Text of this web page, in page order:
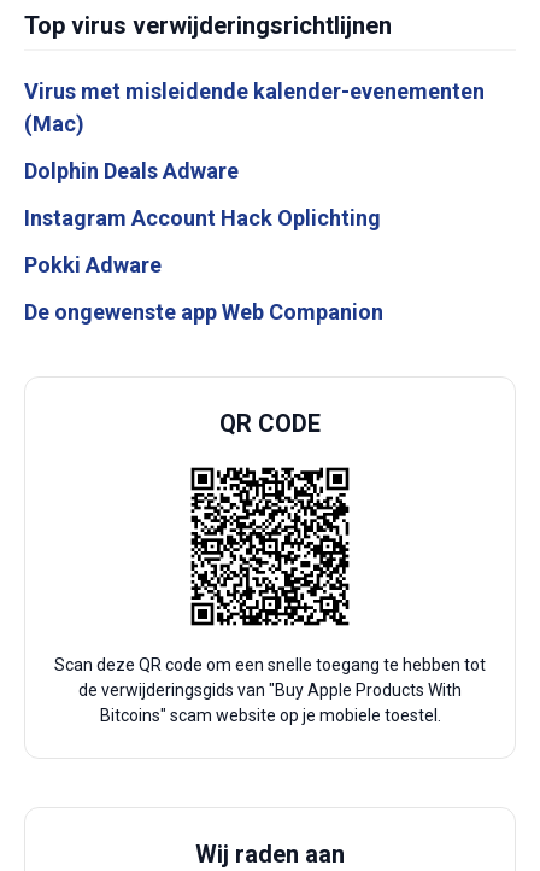
Top virus verwijderingsrichtlijnen
Virus met misleidende kalender-evenementen
(Mac)
Dolphin Deals Adware
Instagram Account Hack Oplichting
Pokki Adware
De ongewenste app Web Companion
QR CODE
Scan deze QR code om een snelle toegang te hebben tot
de verwijderingsgids van "Buy Apple Products With
Bitcoins" scam website op je mobiele toestel.
Wij raden aan